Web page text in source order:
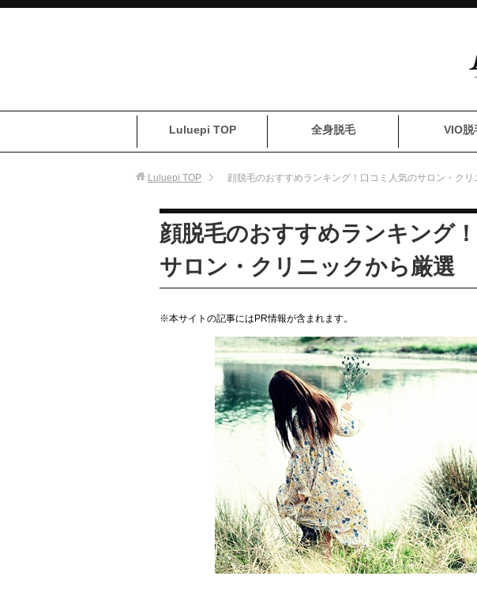
Luluepi TOP 全身脱毛 VIO脱
Luluepi TOP 顔脱毛のおすすめランキング！口コミ人気のサロン・クリ
顔脱毛のおすすめランキング
サロン・クリニックから厳選
※本サイトの記事にはPR情報が含まれます。